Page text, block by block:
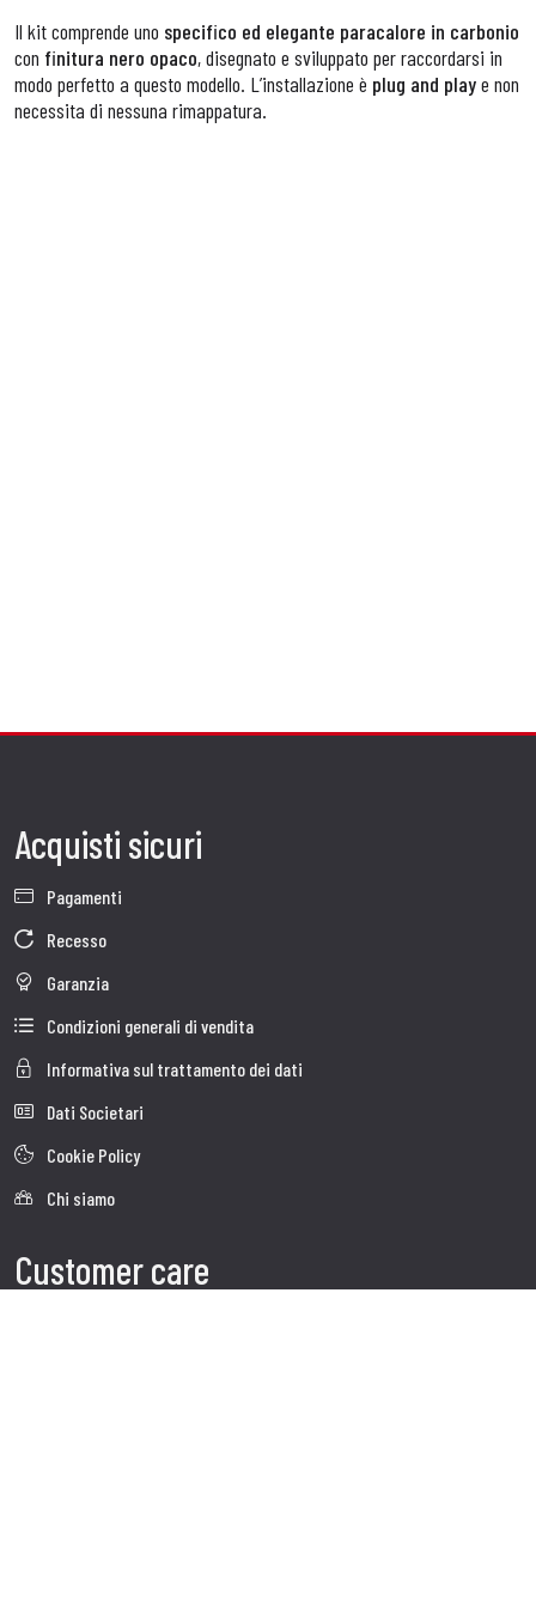
Il kit comprende uno specifico ed elegante paracalore in carbonio
con finitura nero opaco, disegnato e sviluppato per raccordarsi in
modo perfetto a questo modello. L’installazione è plug and playe non
necessita di nessuna rimappatura.
Acquisti sicuri
Pagamenti
Recesso
Garanzia
Condizioni generali di vendita
Informativa sul trattamento dei dati
Dati Societari
Cookie Policy
Chi siamo
Customer care